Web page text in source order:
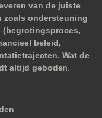
van de juiste
zoals ondersteuning
(begrotingsproces,
beleid,
Wat de
altijd geboden.